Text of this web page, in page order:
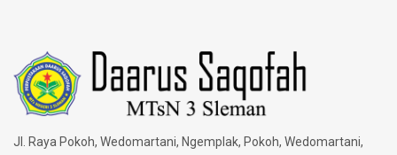
Jl. Raya Pokoh, Wedomartani, Ngemplak, Pokoh, Wedomartani,